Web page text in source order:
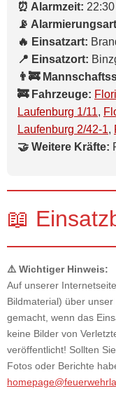
⏰ Alarmzeit:
📡
🔥 Einsatzart:
📍 Einsatzort:
👨‍🚒
🚒 Fahrzeuge:
Laufenburg 1/11,
Laufenburg 2/42-1,
🤝 Weitere Kräfte:
📖
⚠️ Wichtiger Hinweis:
Auf unserer
Bildmaterial) über
gemacht, wenn das
keine Bilder von
veröffentlicht! Sollten
Fotos oder Berichte